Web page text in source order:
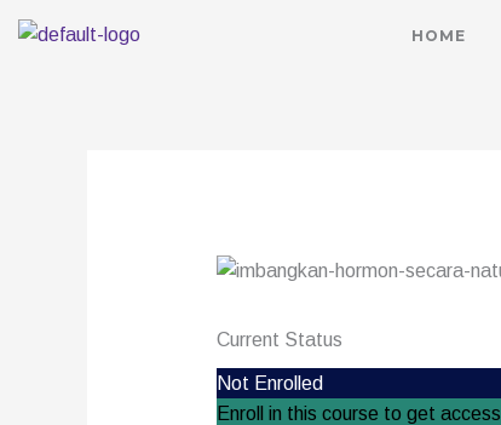
HOME
Current Status
Not Enrolled
Enroll in this course to get access